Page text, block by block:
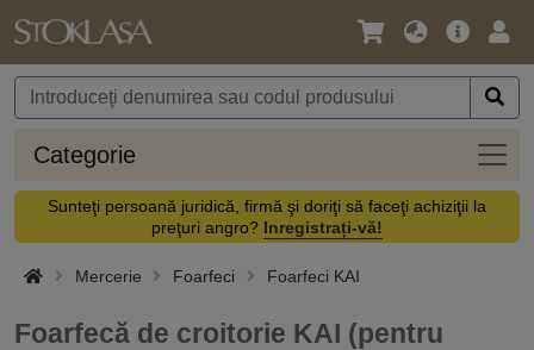
Limbă
Monedă
Meniul
Categorie
Sunteţi persoană juridică, firmă şi doriţi să faceţi achiziţii la
preţuri angro? Inregistrați-vă!
Mercerie Foarfeci Foarfeci KAI
Foarfecă de croitorie KAI (pentru